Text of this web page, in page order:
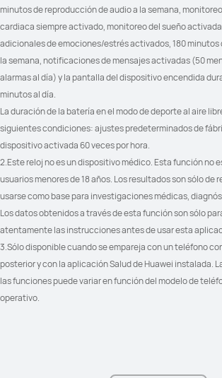
ECG: Compatible
Análisis de arritmias por ondas de
Bienestar emocional: 12 tipos de
estados sutiles
Información sobre salud: calidad del
sueño, intensidad del
entrenamiento, estados
emocionales y más
VFC: Todo el día y dormir
Notificaciones de mensajes
Respuesta a SMS*
Respuesta a mensajes de redes
sociales*
(*Solo compatible con Android)
ECG:
Análisis de
Bienestar
Información
VFC:
Respuesta
(*Solo
minutos de reproducción de audio a la semana,
cardiaca siempre activado, monitoreo del sueño
adicionales de emociones/estrés activados, 180 minutos
la semana, notificaciones de mensajes activadas (50
alarmas al día) y la pantalla del dispositivo encendida
minutos al día.
La duración de la batería en el modo de deporte al aire
siguientes condiciones: ajustes predeterminados de
dispositivo activada 60 veces por hora.
2.Este reloj no es un dispositivo médico. Esta función no
usuarios menores de 18 años. Los resultados son sólo de
usarse como base para investigaciones médicas,
Los datos obtenidos a través de esta función son sólo
atentamente las instrucciones antes de usar esta
3.Sólo disponible cuando se empareja con un teléfono
posterior y con la aplicación Salud de Huawei instalada.
las funciones puede variar en función del modelo de
operativo.